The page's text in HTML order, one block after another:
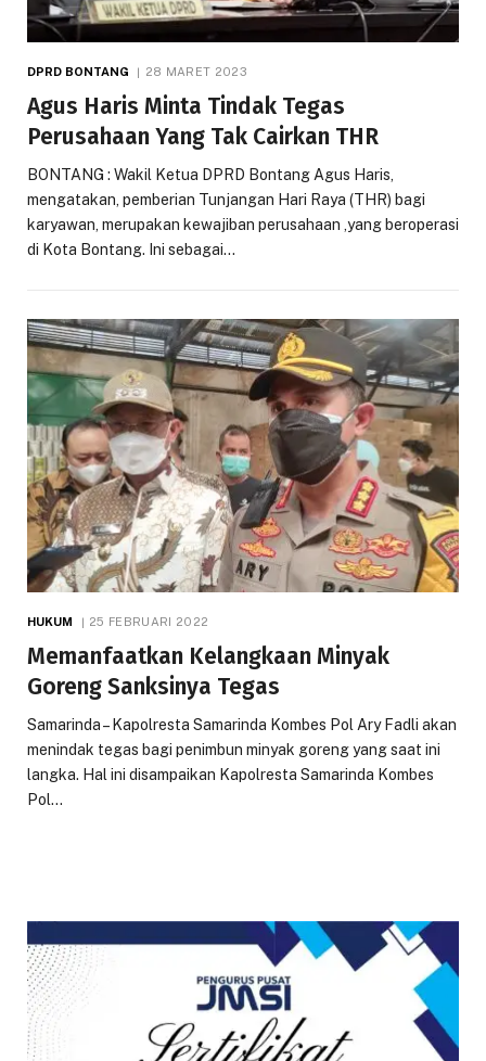
DPRD BONTANG 28 MARET 2023
Agus Haris Minta Tindak Tegas
Perusahaan Yang Tak Cairkan THR
BONTANG : Wakil Ketua DPRD Bontang Agus Haris,
mengatakan, pemberian Tunjangan Hari Raya (THR) bagi
karyawan, merupakan kewajiban perusahaan ,yang beroperasi
di Kota Bontang. Ini sebagai…
HUKUM 25 FEBRUARI 2022
Memanfaatkan Kelangkaan Minyak
Goreng Sanksinya Tegas
Samarinda – Kapolresta Samarinda Kombes Pol Ary Fadli akan
menindak tegas bagi penimbun minyak goreng yang saat ini
langka. Hal ini disampaikan Kapolresta Samarinda Kombes
Pol…